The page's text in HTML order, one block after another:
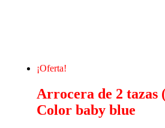
¡Oferta!
Arrocera de 2 tazas
Color baby blue